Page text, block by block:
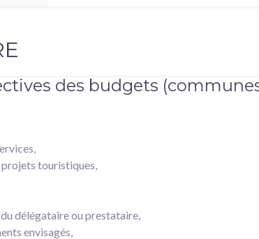
des budgets
projets touristiques,
délégataire ou prestataire,
envisagés,